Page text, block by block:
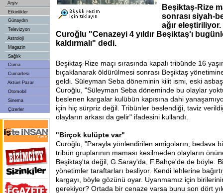
Arşiv
Etkinlikler
Günaydın
Televizyon
Astroloji
Magazin
Sağlık
Cuma
Cumartesi
Aktüel Pazar
Otomobil
Sinema
Çizerler
Beşiktaş-Rize
sonrası siyah-
ağır
Curoğlu "Cenazeyi 4 yıldır Beşiktaş'ı
kaldırmalı" dedi.
Beşiktaş-Rize maçı sırasında kapalı tribünde 16
bıçaklanarak öldürülmesi sonrası Beşiktaş
geldi. Süleyman Seba döneminin kilit ismi, eski
Curoğlu, "Süleyman Seba döneminde bu olaylar
beslenen kargalar kulübün kapısına dahi
için hiç sürpriz değil. Tribünler beslendiği, taviz
olayların arkası da gelir" ifadesini kullandı.
"Birçok kulüpte var"
Curoğlu, "Parayla yönlendirilen amigoların, bedava
tribün gruplarının maması kesilmeden olayların
Beşiktaş'ta değil, G.Saray'da, F.Bahçe'de de böyle.
yönetimler taraftarları besliyor. Kendi lehlerine
kargayı, böyle gözünü oyar. Uyanmamız için
gerekiyor? Ortada bir cenaze varsa bunu son dört